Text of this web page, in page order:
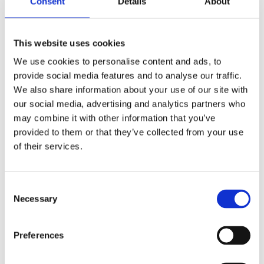
This website uses cookies
We use cookies to personalise content and ads, to
provide social media features and to analyse our traffic.
We also share information about your use of our site with
our social media, advertising and analytics partners who
may combine it with other information that you’ve
provided to them or that they’ve collected from your use
of their services.
Selection
Necessary
Preferences
Snabba leveranser
Enkel betalning med Klarna
BESKRIVNING
Shelton soffbord är ett stilfullt soffbord med
bordsskiva i massiv svartoljad ask och med svarta
metallben i rund profil.
trä kommer från ett ansvarsfullt skogsbruk som
tar hänsyn till människor och miljö.
FSC står för Forest Stewardship Council® som är
en oberoende, internationell